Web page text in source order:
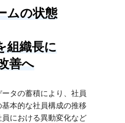
ムの状態
組織長に
善へ
タの蓄積により、社員
本的な社員構成の推移
における異動変化など